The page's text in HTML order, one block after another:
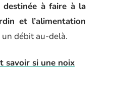
destinée à faire à la
et l’alimentation
débit au-delà.
savoir si une noix